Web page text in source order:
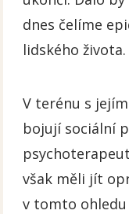
dnes čelíme
lidského života.
V terénu s
bojují sociální
však měli jít
v tomto